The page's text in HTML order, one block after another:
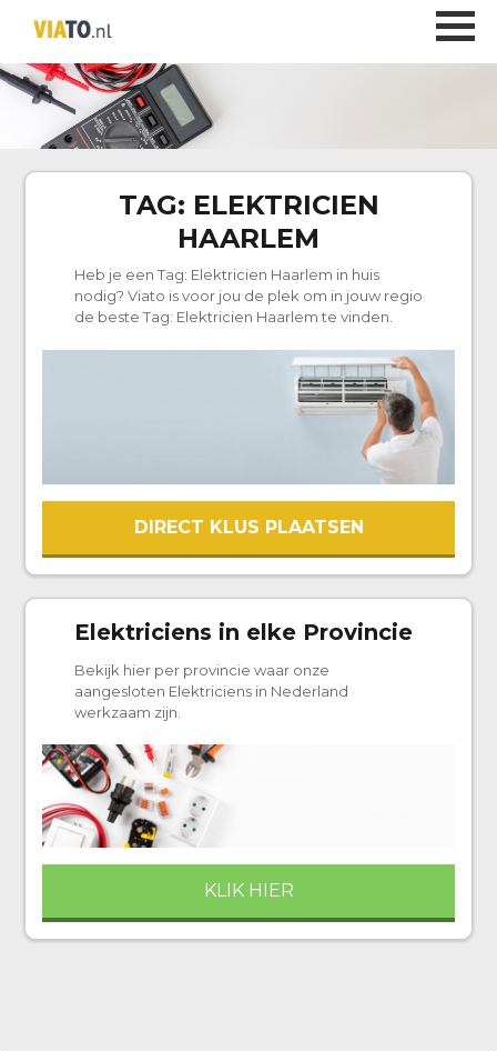
TAG: ELEKTRICIEN
HAARLEM
Heb je een Tag: Elektricien Haarlem in huis
nodig? Viato is voor jou de plek om in jouw regio
de beste Tag: Elektricien Haarlem te vinden.
DIRECT KLUS PLAATSEN
Elektriciens in elke Provincie
Bekijk hier per provincie waar onze
aangesloten Elektriciens in Nederland
werkzaam zijn.
KLIK HIER